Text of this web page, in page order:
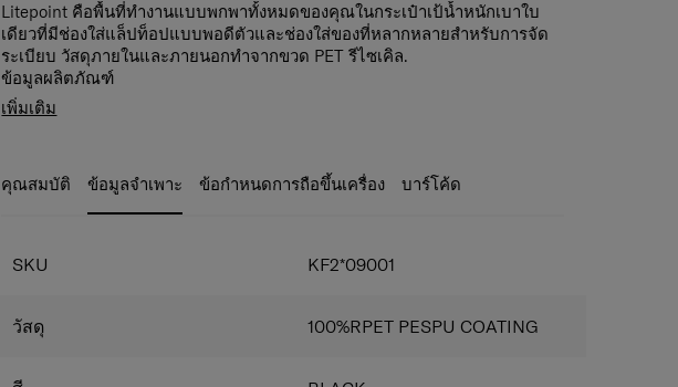
Litepoint คือพื้นที่ทำงานแบบพกพาทั้งหมดของคุณในกระเป๋าเป้น้ำหนักเบาใบ
เดียวที่มีช่องใส่แล็ปท็อปแบบพอดีตัวและช่องใส่ของที่หลากหลายสำหรับการจัด
ระเบียบ วัสดุภายในและภายนอกทำจากขวด PET รีไซเคิล.
ข้อมูลผลิตภัณฑ์
- การรับประกัน รับประกัน 2 ปี
- วัสดุ โพลีเอสเตอร์ R-PET 100%
รายละเอียดภายนอก
- กระเป๋าด้านนอก 1 ช่องด้านหน้า
- รแถบสะท้อนแสง
รายละเอียดภายใน
- กระเป๋าใส่แท็บเล็ต
- ขนาดหน้าจอแท็บเล็ต 9.7"
เพิ่มเติม
คุณสมบัติ ข้อมูลจำเพาะ ข้อกำหนดการถือขึ้นเครื่อง บาร์โค้ด
SKU KF2*09001
วัสดุ 100%RPET PESPU COATING